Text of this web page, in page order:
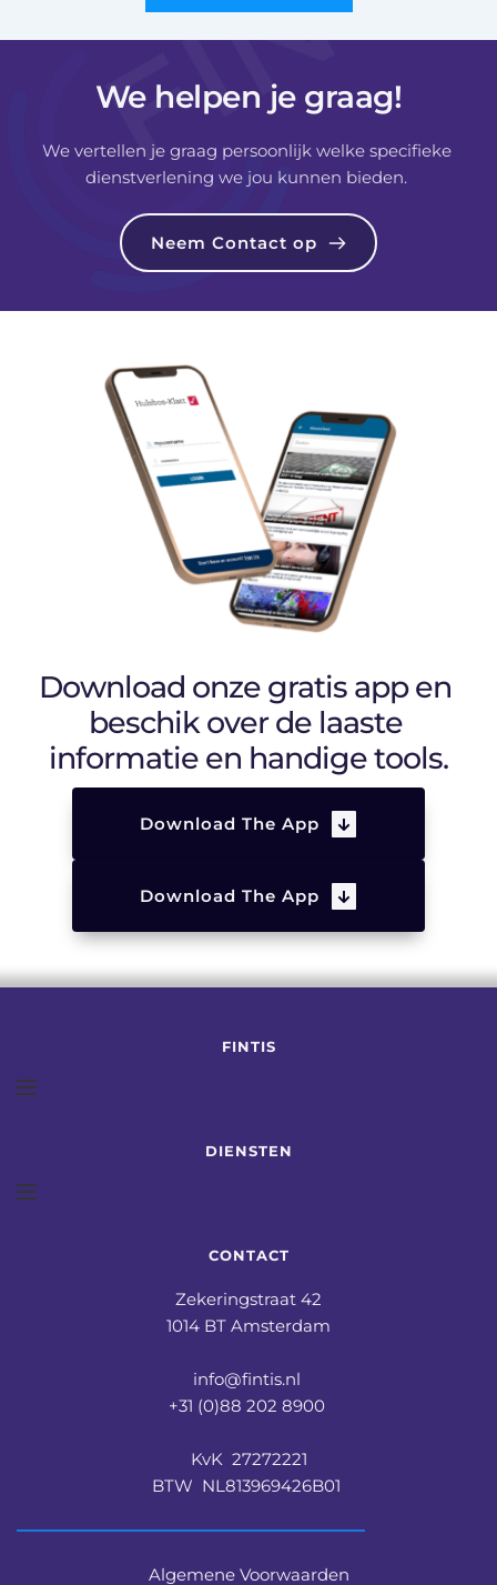
We helpen je graag!
We vertellen je graag persoonlijk welke specifieke
dienstverlening we jou kunnen bieden.
Neem Contact op
Download onze gratis app en
beschik over de laaste
informatie en handige tools.
Download The App
Download The App
FINTIS
DIENSTEN
CONTACT
Zekeringstraat 42
1014 BT Amsterdam
info@fintis.nl
+31 (0)88 202 8900
KvK  27272221
BTW  NL813969426B01
Algemene Voorwaarden